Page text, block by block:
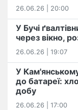
26.06.26 | 20:00
У Бучі
через вікно,
26.06.26 | 19:07
У
до батареї:
добу
26.06.26 | 17:00